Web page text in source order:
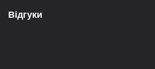
Відгуки